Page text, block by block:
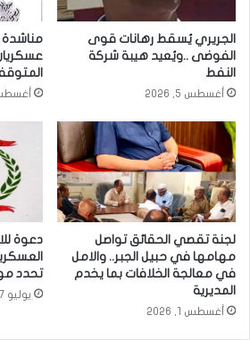
الجريري يُسقط رهانات قوى
الفوضى ..ويُعيد هيبة شركة
النفط
أغسطس 5, 2026
مناشدة
أغسطس 2,
لجنة تقصي الحقائق تواصل
مهامها في حبيل الجبر.. والامل
في معالجة الخلافات بما يخدم
المديرية
أغسطس 1, 2026
دعوة
تحدد
يوليو 27, 2026